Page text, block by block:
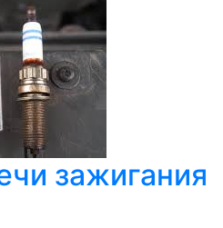
зажигания